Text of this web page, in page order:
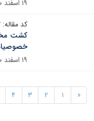
۱۹ اسفند ۱۴۰۰
کد مقاله: ۸۷۲۹۷
کشت
۱۹ اسفند ۱۴۰۰
«
1
2
3
4